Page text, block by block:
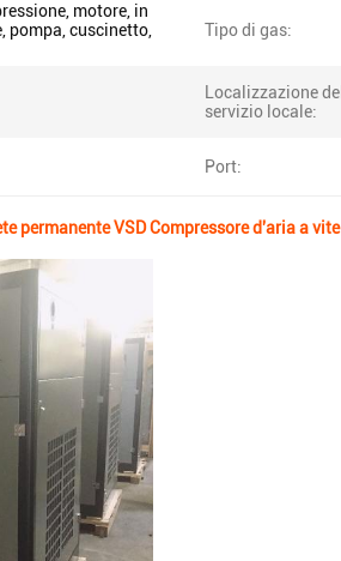
motore, in
pompa, cuscinetto,
Tipo di gas:
Localizzazione del
servizio locale:
Port:
permanente VSD Compressore d'aria a vite